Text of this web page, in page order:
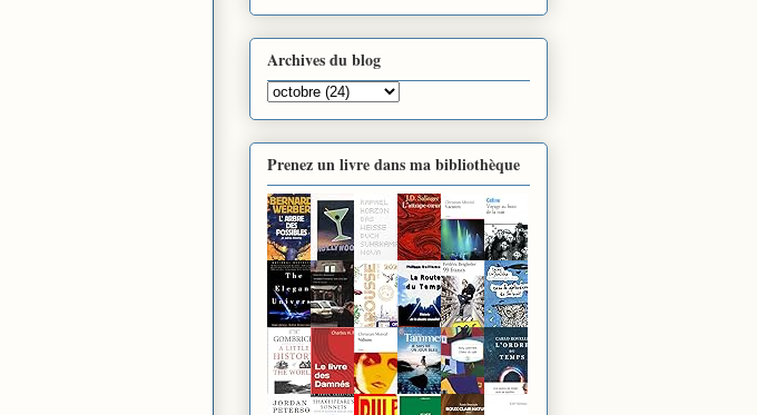
Archives du blog
Prenez un livre dans ma bibliothèque